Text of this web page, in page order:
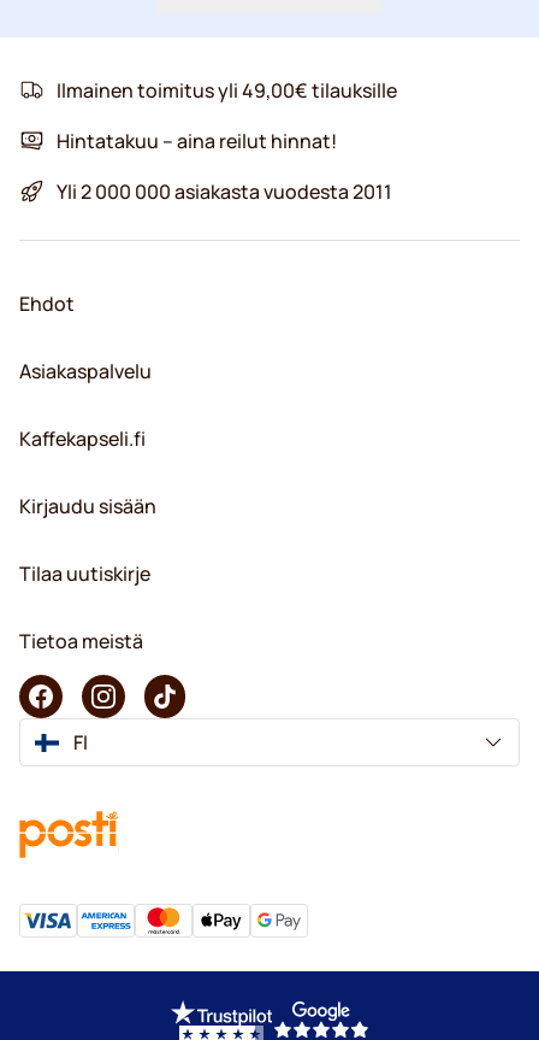
Ilmainen toimitus yli 49,00€ tilauksille
Hintatakuu – aina reilut hinnat!
Yli 2 000 000 asiakasta vuodesta 2011
Ehdot
Asiakaspalvelu
Kaffekapseli.fi
Kirjaudu sisään
Tilaa uutiskirje
Tietoa meistä
FI